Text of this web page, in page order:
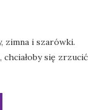
zimna i szarówki.
chciałoby się zrzucić